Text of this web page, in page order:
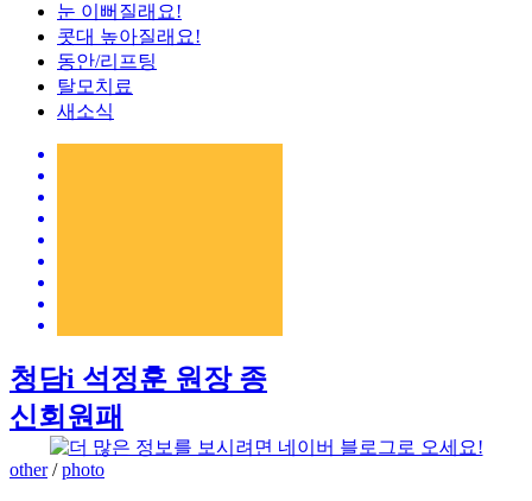
눈 이뻐질래요!
콧대 높아질래요!
동안/리프팅
탈모치료
새소식
청담i 석정훈 원장 종
신회원패
other/photo